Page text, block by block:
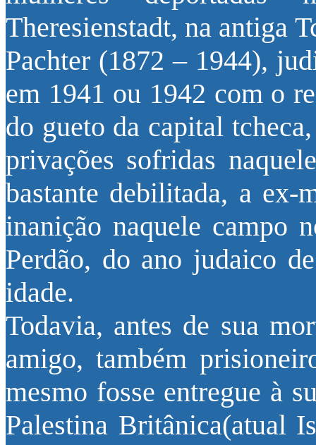
Theresienstadt, na antiga
Pachter (1872 – 1944),
em 1941 ou 1942 com o
do gueto da capital
privações sofridas
bastante debilitada, a ex-
inanição naquele campo
Perdão, do ano judaico
idade.
Todavia, antes de sua
amigo, também
mesmo fosse entregue à
Palestina Britânica(atual